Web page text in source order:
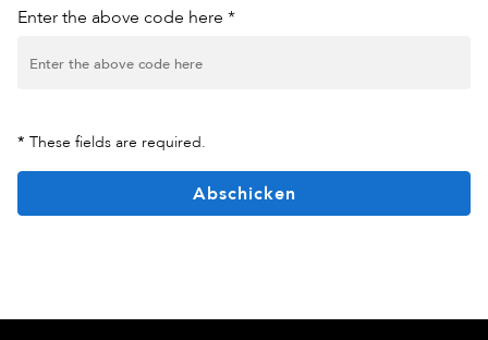
Enter the above code here *
* These fields are required.
Abschicken